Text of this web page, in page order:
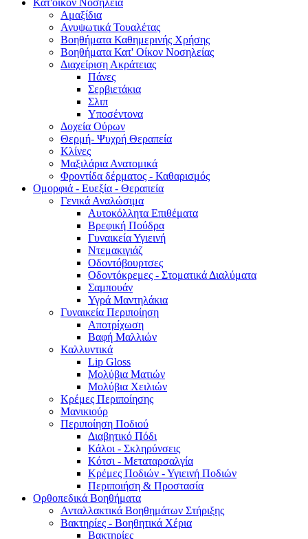
Κατ'οίκον Νοσηλεία
Αμαξίδια
Ανυψωτικά Τουαλέτας
Βοηθήματα Καθημερινής Χρήσης
Βοηθήματα Κατ' Οίκον Νοσηλείας
Διαχείριση Ακράτειας
Πάνες
Σερβιετάκια
Σλιπ
Υποσέντονα
Δοχεία Ούρων
Θερμή- Ψυχρή Θεραπεία
Κλίνες
Μαξιλάρια Ανατομικά
Φροντίδα δέρματος - Καθαρισμός
Ομορφιά - Ευεξία - Θεραπεία
Γενικά Αναλώσιμα
Αυτοκόλλητα Επιθέματα
Βρεφική Πούδρα
Γυναικεία Υγιεινή
Ντεμακιγιάζ
Οδοντόβουρτσες
Οδοντόκρεμες - Στοματικά Διαλύματα
Σαμπουάν
Υγρά Μαντηλάκια
Γυναικεία Περιποίηση
Αποτρίχωση
Βαφή Μαλλιών
Καλλυντικά
Lip Gloss
Μολύβια Ματιών
Μολύβια Χειλιών
Κρέμες Περιποίησης
Μανικιούρ
Περιποίηση Ποδιού
Διαβητικό Πόδι
Κάλοι - Σκληρύνσεις
Κότσι - Μεταταρσαλγία
Κρέμες Ποδιών - Υγιεινή Ποδιών
Περιποιήση & Προστασία
Ορθοπεδικά Βοηθήματα
Ανταλλακτικά Βοηθημάτων Στήριξης
Βακτηρίες - Βοηθητικά Χέρια
Βακτηρίες